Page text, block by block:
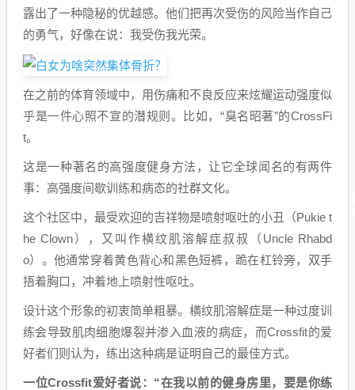
露出了一种隐秘的优越感。他们把再次受伤的风险当作自己
的勇气，好像在说：我受伤我光荣。
在之前的体育领域中，用伤痛和不良反应来炫耀运动强度似
乎是一件心照不宣的潜规则。比如，“臭名昭著”的CrossFi
t。
这是一种著名的高强度健身方法，让它全球闻名的有两件
事：高强度间歇训练和病态的社群文化。
这个社区中，最受欢迎的吉祥物是喷射呕吐的小丑（Pukie t
he Clown），又叫作横纹肌溶解症叔叔（Uncle Rhabd
o）。他通常穿着黄色背心和黑色短裤，跪在杠铃旁，双手
捂着胸口，冲着地上喷射性呕吐。
设计这个形象的初衷简单粗暴。横纹肌溶解症是一种过度训
练会导致肌肉细胞爆裂并渗入血液的病症，而Crossfit的爱
好者们则认为，练出这种病是证明自己的最佳方式。
一位Crossfit爱好者说：“在我以前的健身房里，要是你练